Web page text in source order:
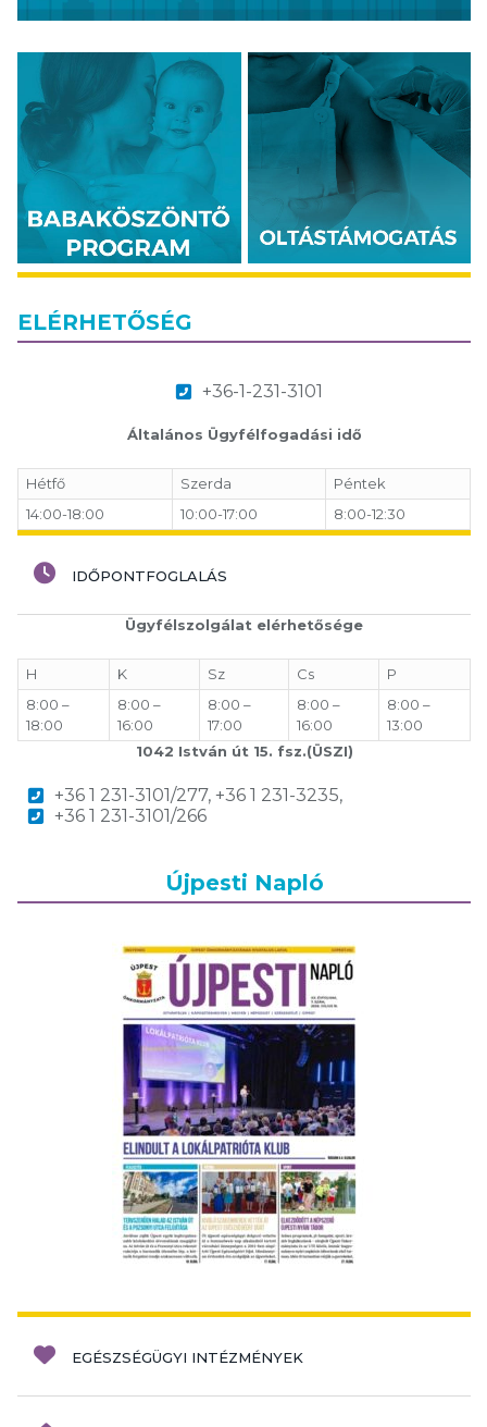
ELÉRHETŐSÉG
+36-1-231-3101
Általános Ügyfélfogadási idő
Hétfő Szerda
Péntek
14:00-18:00
10:00-17:00 8:00-12:30
IDŐPONTFOGLALÁS
Ügyfélszolgálat elérhetősége
H K Sz Cs
P
8:00 –
18:00
8:00 –
16:00
8:00 –
17:00
8:00 –
16:00
8:00 –
13:00
1042 István út 15. fsz.(ÜSZI)
+36 1 231-3101/277, +36 1 231-3235,
+36 1 231-3101/266
Újpesti Napló
EGÉSZSÉGÜGYI INTÉZMÉNYEK